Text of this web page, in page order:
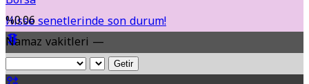
Hisse senetlerinde son durum!
Yol Durumu
%0.06
Namaz vakitleri —
Getir